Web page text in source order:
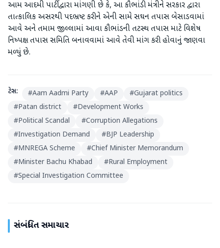
આમ આદમી પાર્ટી દ્વારા માંગણી છે કે, આ કૌભાંડી મંત્રીને સરકાર દ્વારા
તાત્કાલિક અસરથી પદભ્રષ્ટ કરીને એની સામે સઘન તપાસ બેસાડવામાં
આવે અને તમામ જીલ્લામાં આવા કૌભાંડની તટસ્થ તપાસ માટે વિશેષ
નિષ્પક્ષ તપાસ સમિતિ બનાવવામાં આવે તેવી માંગ કરી હોવાનું જાણવા
મળ્યું છે.
ટેગ્સ: #Aam Aadmi Party #AAP #Gujarat politics
#Patan district #Development Works
#Political Scandal #Corruption Allegations
#Investigation Demand #BJP Leadership
#MNREGA Scheme #Chief Minister Memorandum
#Minister Bachu Khabad #Rural Employment
#Special Investigation Committee
સંબંધિત સમાચાર